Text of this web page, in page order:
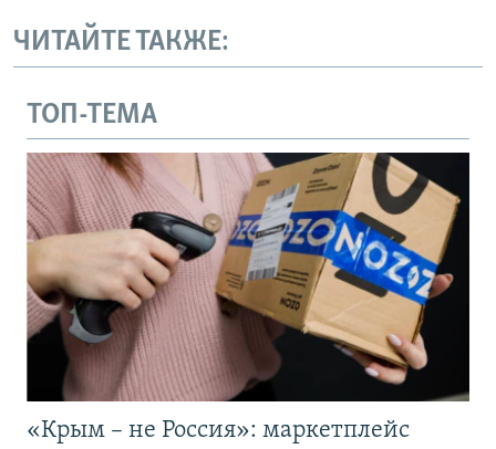
ЧИТАЙТЕ ТАКЖЕ:
ТОП-ТЕМА
«Крым – не Россия»: маркетплейс